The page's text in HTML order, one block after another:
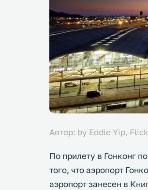
Автор: by Eddie Yip,
По прилету в Гонконг
того, что аэропорт
аэропорт занесен в